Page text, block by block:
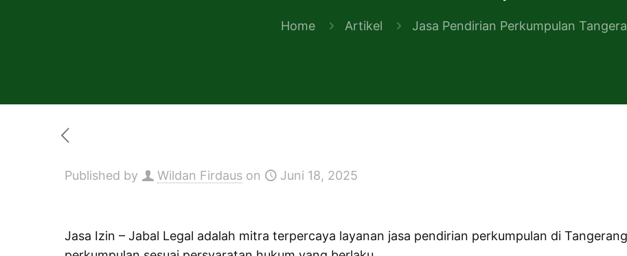
Home Artikel Jasa Pendirian Perkumpulan
Published by Wildan Firdaus on Juni 18, 2025
Jasa Izin – Jabal Legal adalah mitra terpercaya layanan jasa pendirian perkumpulan di